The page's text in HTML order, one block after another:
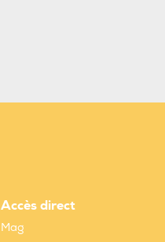
Accès direct
Mag